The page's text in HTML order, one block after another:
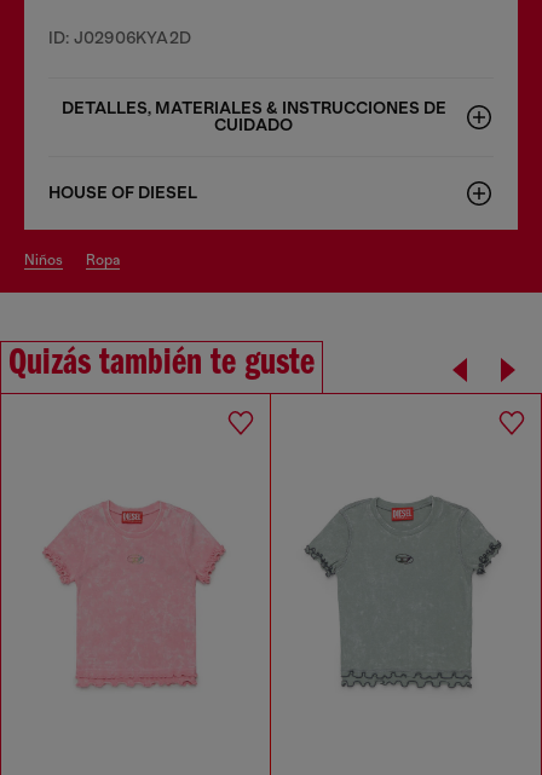
ID: J02906KYA2D
DETALLES, MATERIALES & INSTRUCCIONES DE
CUIDADO
HOUSE OF DIESEL
niños ropa
Quizás también te guste